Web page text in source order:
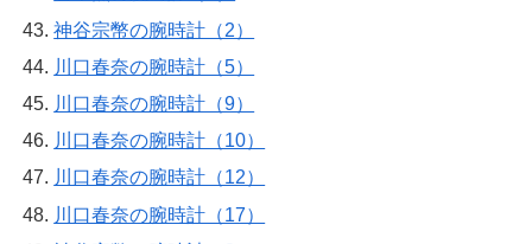
神谷宗幣の腕時計（2）
川口春奈の腕時計（5）
川口春奈の腕時計（9）
川口春奈の腕時計（10）
川口春奈の腕時計（12）
川口春奈の腕時計（17）